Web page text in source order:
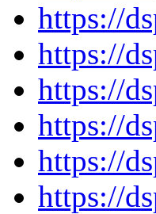
https://
https://
https://
https://
https://
https://